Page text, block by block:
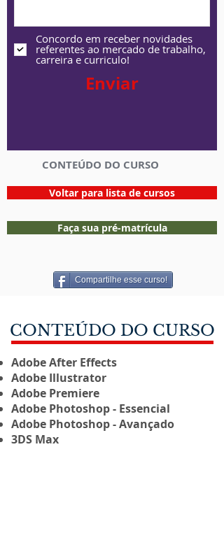
Concordo em receber novidades
referentes ao mercado de trabalho,
carreira e curriculo!
Enviar
CONTEÚDO DO CURSO
Voltar para lista de cursos
Faça sua pré-matrícula
Compartilhe esse curso!
CONTEÚDO DO CURSO
Adobe After Effects
Adobe Illustrator
Adobe Premiere
Adobe Photoshop - Essencial
Adobe Photoshop - Avançado
3DS Max